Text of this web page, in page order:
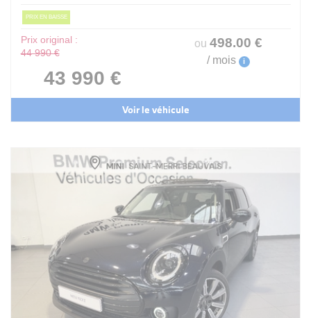
PRIX EN BAISSE
Prix original :
44 990 €
43 990 €
ou 498.00 €
/ mois i
Voir le véhicule